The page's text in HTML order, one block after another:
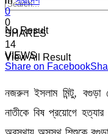
No Result
View All Result
0
0
SHARES
14
VIEWS
Share on Facebook
নজরুল ইসলাম মিন্টু, বগুড়া
নাতীকে বিষ প্রয়োগে